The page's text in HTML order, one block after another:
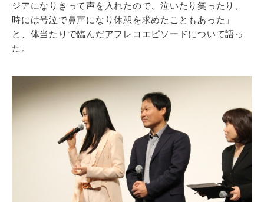
ジアになりきって声を入れたので、泣いたり笑ったり、
時には号泣で鼻声になり休憩を求めたこともあった」
と、体当たりで臨んだアフレコエピソードについて語っ
た。